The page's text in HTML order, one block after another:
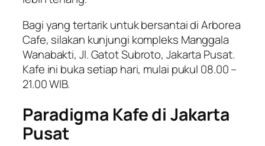
Bagi yang tertarik untuk bersantai di Arborea
Cafe, silakan kunjungi kompleks Manggala
Wanabakti, Jl. Gatot Subroto, Jakarta Pusat.
Kafe ini buka setiap hari, mulai pukul 08.00 –
21.00 WIB.
Paradigma Kafe di Jakarta
Pusat